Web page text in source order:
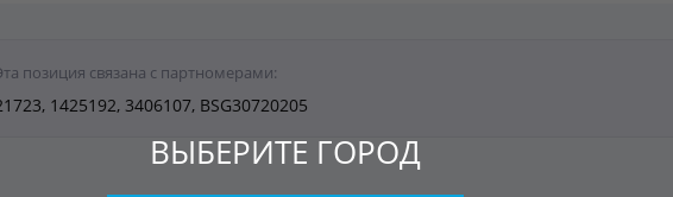
позиция связана с партномерами:
1425192, 3406107, BSG30720205
ВЫБЕРИТЕ ГОРОД